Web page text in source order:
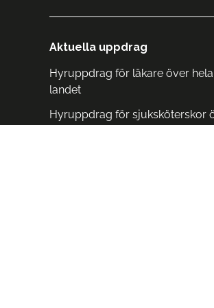
Aktuella uppdrag
Hyruppdrag för läkare över hela
landet
Hyruppdrag för sjuksköterskor